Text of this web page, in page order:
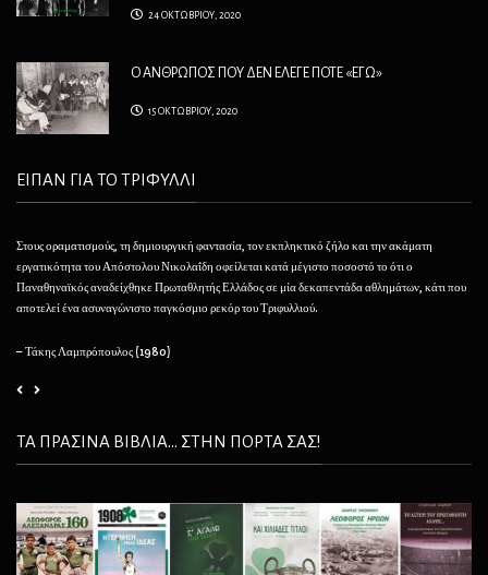
24 ΟΚΤΩΒΡΙΟΥ, 2020
Ο ΑΝΘΡΩΠΟΣ ΠΟΥ ΔΕΝ ΕΛΕΓΕ ΠΟΤΕ «ΕΓΩ»
15 ΟΚΤΩΒΡΙΟΥ, 2020
ΕΙΠΑΝ ΓΙΑ ΤΟ ΤΡΙΦΥΛΛΙ
Στους οραματισμούς, τη δημιουργική φαντασία, τον εκπληκτικό ζήλο και την ακάματη
εργατικότητα του Απόστολου Νικολαΐδη οφείλεται κατά μέγιστο ποσοστό το ότι ο
Παναθηναϊκός αναδείχθηκε Πρωταθλητής Ελλάδος σε μία δεκαπεντάδα αθλημάτων, κάτι που
αποτελεί ένα ασυναγώνιστο παγκόσμιο ρεκόρ του Τριφυλλιού.
– Τάκης Λαμπρόπουλος (1980)
ΤΑ ΠΡΑΣΙΝΑ ΒΙΒΛΙΑ... ΣΤΗΝ ΠΟΡΤΑ ΣΑΣ!